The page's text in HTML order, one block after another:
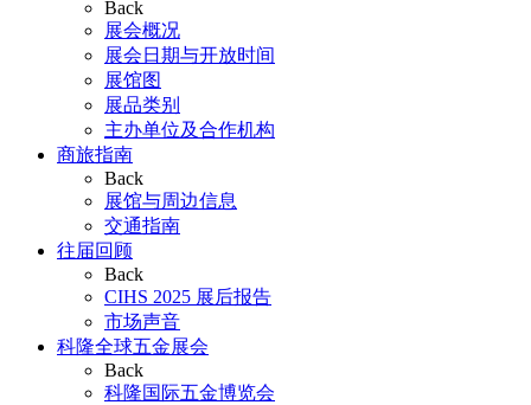
Back
展会概况
展会日期与开放时间
展馆图
展品类别
主办单位及合作机构
商旅指南
Back
展馆与周边信息
交通指南
往届回顾
Back
CIHS 2025 展后报告
市场声音
科隆全球五金展会
Back
科隆国际五金博览会